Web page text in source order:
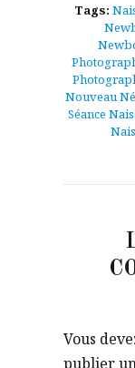
Tags:
Nouveau Né
Séance
Vous
publier